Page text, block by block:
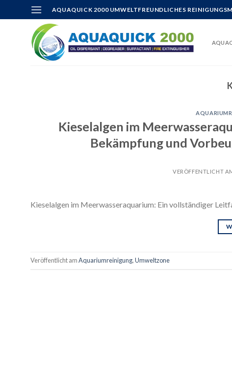
to
AQUAQUICK 2000 UMWELTFREUNDLICHES
Kieselalgen im
Bekämpfung und
VERÖFFENTLICHT
Kieselalgen im Meerwasseraquarium: Ein vollständiger
Veröffentlicht amAquariumreinigung,Umweltzone